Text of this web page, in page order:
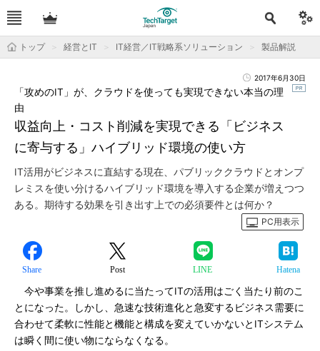
トップ 経営とIT IT経営／IT戦略系ソリューション 製品解説
2017年6月30日
収益向上・コスト削減を実現できる「ビジネス
に寄与する」ハイブリッド環境の使い方
「攻めのIT」が、クラウドを使っても実現できない本当の理
由
IT活用がビジネスに直結する現在、パブリッククラウドとオンプ
レミスを使い分けるハイブリッド環境を導入する企業が増えつつ
ある。期待する効果を引き出す上での必須要件とは何か？
PC用表示
Share Post LINE Hatena
今や事業を推し進めるに当たってITの活用はごく当たり前のこ
とになった。しかし、急速な技術進化と急変するビジネス需要に
合わせて柔軟に性能と機能と構成を変えていかないとITシステム
は瞬く間に使い物にならなくなる。